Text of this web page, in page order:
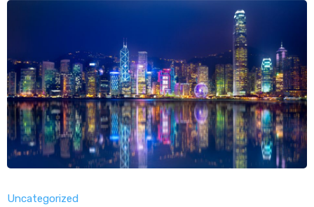
Uncategorized